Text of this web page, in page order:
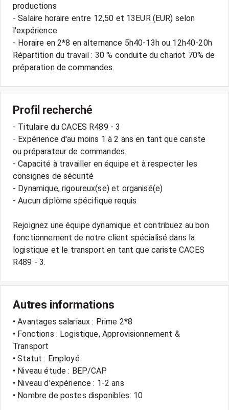
productions
- Salaire horaire entre 12,50 et 13EUR (EUR) selon
l'expérience
- Horaire en 2*8 en alternance 5h40-13h ou 12h40-20h
Répartition du travail : 30 % conduite du chariot 70% de
préparation de commandes.
Profil recherché
- Titulaire du CACES R489 - 3
- Expérience d'au moins 1 à 2 ans en tant que cariste
ou préparateur de commandes.
- Capacité à travailler en équipe et à respecter les
consignes de sécurité
- Dynamique, rigoureux(se) et organisé(e)
- Aucun diplôme spécifique requis
Rejoignez une équipe dynamique et contribuez au bon
fonctionnement de notre client spécialisé dans la
logistique et le transport en tant que cariste CACES
R489 - 3.
Autres informations
• Avantages salariaux : Prime 2*8
• Fonctions : Logistique, Approvisionnement &
Transport
• Statut : Employé
• Niveau étude : BEP/CAP
• Niveau d'expérience : 1-2 ans
• Nombre de postes disponibles: 10